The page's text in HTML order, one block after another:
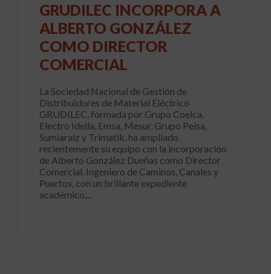
GRUDILEC INCORPORA A
ALBERTO GONZÁLEZ
COMO DIRECTOR
COMERCIAL
La Sociedad Nacional de Gestión de
Distribuidores de Material Eléctrico
GRUDILEC, formada por Grupo Coelca,
Electro Idella, Emsa, Mesur, Grupo Peisa,
Sumiaraiz y Trimatik, ha ampliado
recientemente su equipo con la incorporación
de Alberto González Dueñas como Director
Comercial. Ingeniero de Caminos, Canales y
Puertos, con un brillante expediente
académico,...